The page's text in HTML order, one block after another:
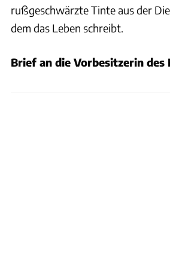
rußgeschwärzte Tinte aus der
dem das Leben schreibt.
Brief an die Vorbesitzerin des